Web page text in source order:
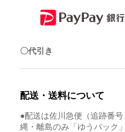
〇代引き
配送・送料について
●配送は佐川急便（追跡番
縄・離島のみ「ゆうパック